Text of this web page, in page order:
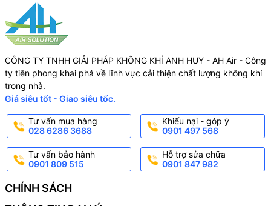
CÔNG TY TNHH GIẢI PHÁP KHÔNG KHÍ ANH HUY - AH Air - Công
ty tiên phong khai phá về lĩnh vực cải thiện chất lượng không khí
trong nhà.
Giá siêu tốt - Giao siêu tốc.
Tư vấn mua hàng
028 6286 3688
Khiếu nại - góp ý
0901 497 568
Tư vấn bảo hành
0901 809 515
Hỗ trợ sửa chữa
0901 847 982
CHÍNH SÁCH